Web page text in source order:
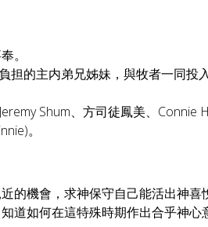
。
的主内弟兄姊妹，與牧者一同投入
Shum、方司徒鳳美、Connie
。
的機會，求神保守自己能活出神喜
道如何在這特殊時期作出合乎神